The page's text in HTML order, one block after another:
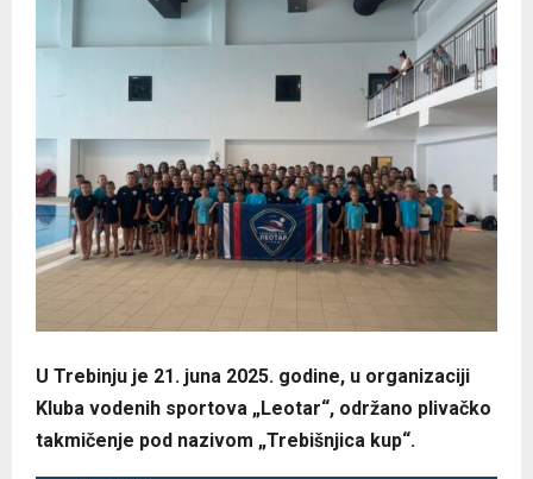
U Trebinju je 21. juna 2025. godine, u organizaciji
Kluba vodenih sportova „Leotar“, održano plivačko
takmičenje pod nazivom „Trebišnjica kup“.